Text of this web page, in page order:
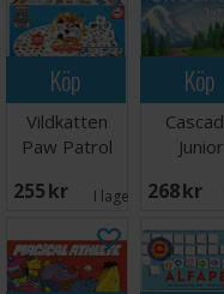
Köp
Vildkatten
Paw Patrol
255 SEK I lager: 5
Köp
Junior
268 SEK